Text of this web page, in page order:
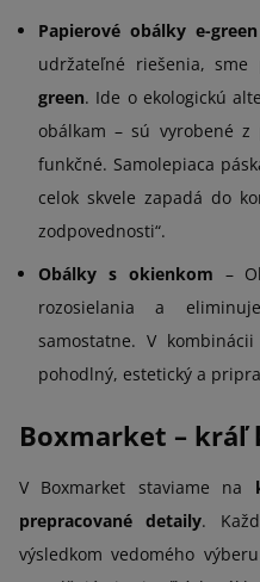
Papierové obálky e-green
udržateľné riešenia, sme
green. Ide o ekologickú
obálkam – sú vyrobené
funkčné. Samolepiaca
celok skvele zapadá do
zodpovednosti“.
Obálky s okienkom –
rozosielania a
samostatne. V
pohodlný, estetický a
Boxmarket –
V Boxmarket staviame na
prepracované detaily.
výsledkom vedomého